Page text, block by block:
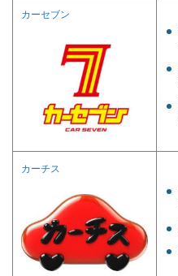
カーセブン
カーチス